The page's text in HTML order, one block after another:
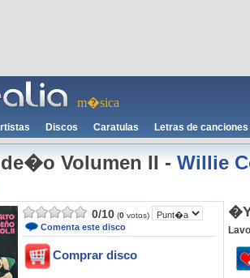
m�sica
Discos Caratulas Letras de canciones
Volumen II - Willie
0/10 (0 votos)
Comenta este disco
Comprar disco